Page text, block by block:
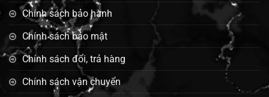
Chính sách bảo hành
Chính sách bảo mật
Chính sách đổi, trả hàng
Chính sách vận chuyển